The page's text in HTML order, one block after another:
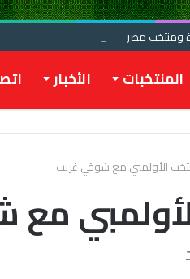
ومنتخب مصر
المنتخبات الأخبار
الأولمبي مع شوقي غريب